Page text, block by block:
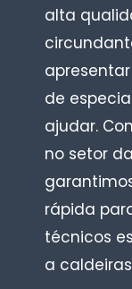
alta
de
ajudar.
no setor
rápida
técnicos
a